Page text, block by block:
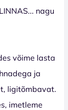
nagu
võime lasta
ja
ligitõmbavat.
imetleme